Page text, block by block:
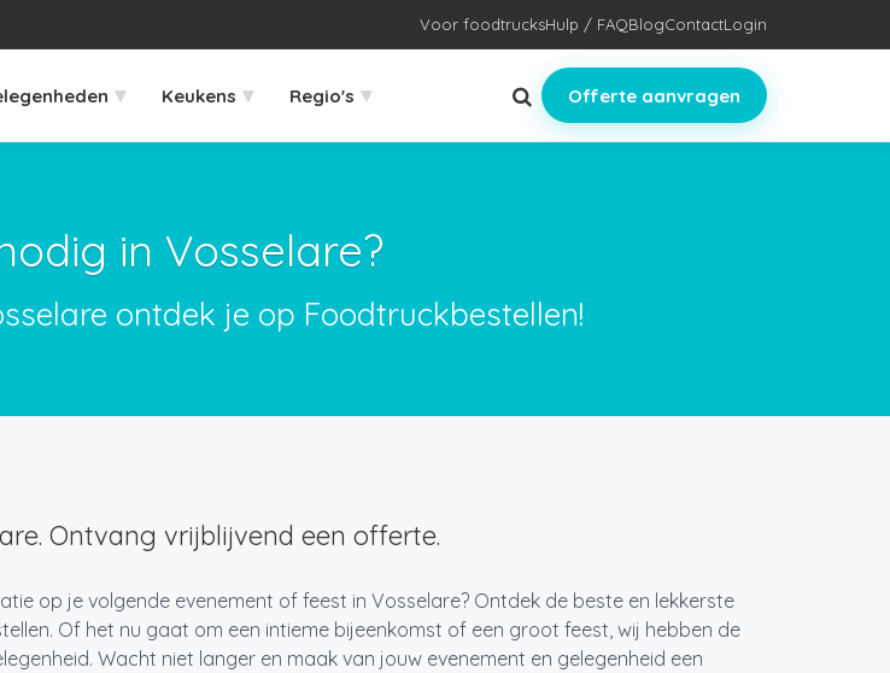
Voor foodtrucksHulp / FAQBlogContactLogin
▾ Keukens ▾ Regio's ▾ Offerte aanvragen
in Vosselare?
ontdek je op Foodtruckbestellen!
Ontvang vrijblijvend een offerte.
op je volgende evenement of feest in Vosselare? Ontdek de beste en lekkerste
Of het nu gaat om een intieme bijeenkomst of een groot feest, wij hebben de
Wacht niet langer en maak van jouw evenement en gelegenheid een